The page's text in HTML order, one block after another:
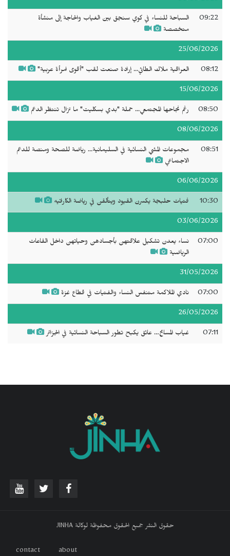
09:22
السباحة للنساء في كوي سنجق بين الغياب والحاجة إلى منشأة
متخصصة
25/06/2026
08:12 العراقية ملاك الطائي... إرادة صنعت لقب "أقوى امرأة عربية"
15/06/2026
08:50 رغم نجاحها المجتمعي... حملة "بدي بسكليت" ما تزال تنتظر الدعم
08/06/2026
08:51
مجموعات المشي النسائية في السليمانية... رياضة للصحة ومنصة للدعم
الاجتماعي
06/06/2026
10:30 فتيات حلبجة يكسرن القيود ويتألقن في رياضة الكاراتيه
03/06/2026
07:00
نساء يعدن تشكيل علاقتهن بأجسادهن وحياتهن داخل القاعات
الرياضية
31/05/2026
07:00 نادي الملاكمة متنفس النساء والفتيات في قطاع غزة
26/05/2026
07:11 غياب المسابح… عائق يكبح تطور السباحة النسائية في الجزائر
حقوق النشر جميع الحقوق محفوظة لوكالة JINHA
about
contact